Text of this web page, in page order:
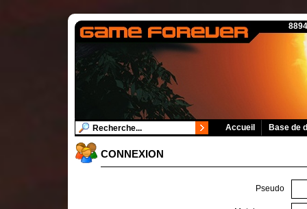
Accueil Base de
CONNEXION
Pseudo